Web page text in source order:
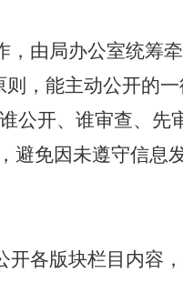
由局办公室统筹
则，能主动公开的
公开、谁审查、先
避免因未遵守信息
各版块栏目内容